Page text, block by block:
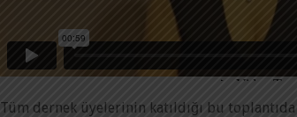
Tüm dernek üyelerinin katıldığı bu